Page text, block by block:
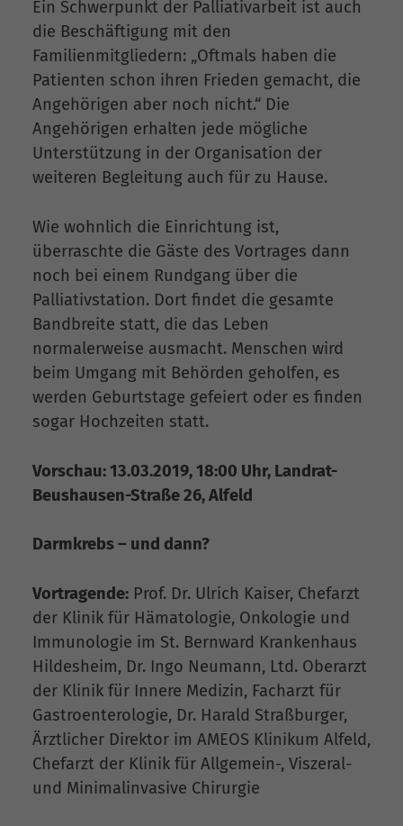
Ein Schwerpunkt der Palliativarbeit ist auch
die Beschäftigung mit den
Familienmitgliedern: „Oftmals haben die
Patienten schon ihren Frieden gemacht, die
Angehörigen aber noch nicht.“ Die
Angehörigen erhalten jede mögliche
Unterstützung in der Organisation der
weiteren Begleitung auch für zu Hause.
Wie wohnlich die Einrichtung ist,
überraschte die Gäste des Vortrages dann
noch bei einem Rundgang über die
Palliativstation. Dort findet die gesamte
Bandbreite statt, die das Leben
normalerweise ausmacht. Menschen wird
beim Umgang mit Behörden geholfen, es
werden Geburtstage gefeiert oder es finden
sogar Hochzeiten statt.
Vorschau: 13.03.2019, 18:00 Uhr, Landrat-
Beushausen-Straße 26, Alfeld
Darmkrebs – und dann?
Vortragende: Prof. Dr. Ulrich Kaiser, Chefarzt
der Klinik für Hämatologie, Onkologie und
Immunologie im St. Bernward Krankenhaus
Hildesheim, Dr. Ingo Neumann, Ltd. Oberarzt
der Klinik für Innere Medizin, Facharzt für
Gastroenterologie, Dr. Harald Straßburger,
Ärztlicher Direktor im AMEOS Klinikum Alfeld,
Chefarzt der Klinik für Allgemein-, Viszeral-
und Minimalinvasive Chirurgie